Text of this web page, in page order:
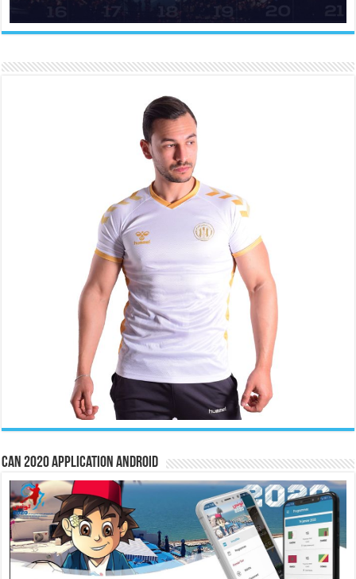
CAN 2020 Application Android